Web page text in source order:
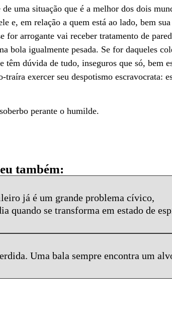
uma situação que é a melhor dos dois
e, em relação a quem está ao lado, bem
for arrogante vai receber tratamento de
bola igualmente pesada. Se for daqueles
têm dúvida de tudo, inseguros que só, bem
exercer seu despotismo escravocrata:
perante o humilde.
também:
já é um grande problema cívico,
quando se transforma em estado de
Uma bala sempre encontra um